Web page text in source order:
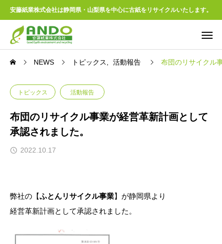
安藤紙業株式会社は静岡県・山梨県を中心に古紙をリサイクルいたします。
NEWS トピックス 活動報告 布団のリサイクル
トピックス 活動報告
布団のリサイクル事業が経営革新計画として
承認されました。
2022.10.17
弊社の【ふとんリサイクル事業】が静岡県より
経営革新計画として承認されました。